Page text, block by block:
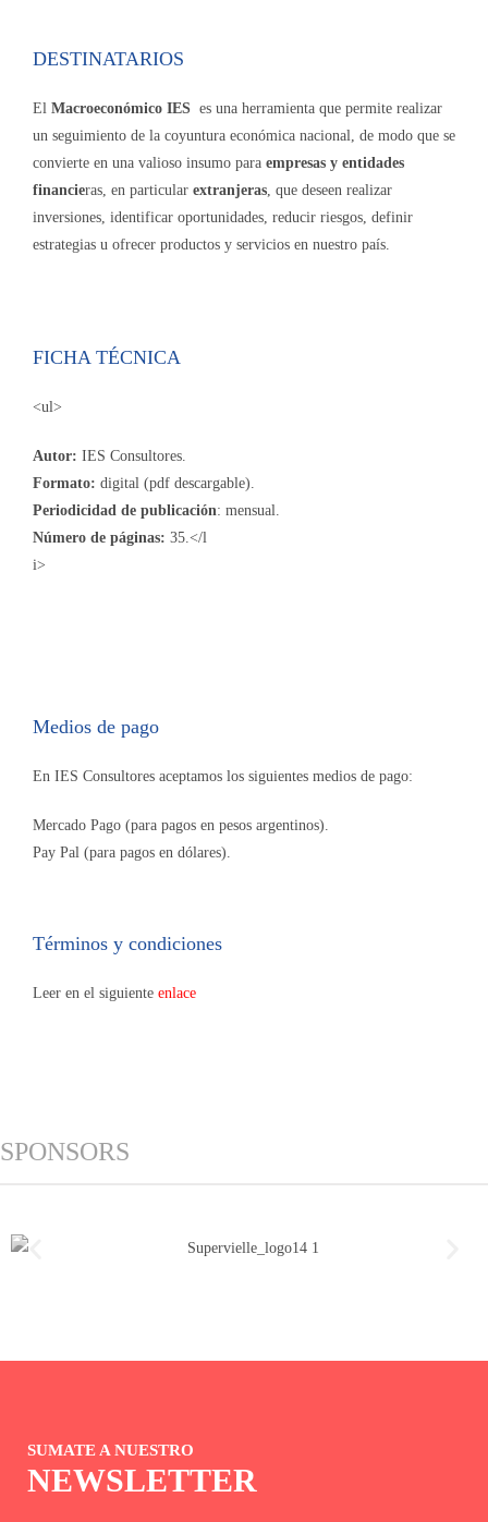
DESTINATARIOS
El Macroeconómico IES es una herramienta que permite realizar
un seguimiento de la coyuntura económica nacional, de modo que se
convierte en una valioso insumo para empresas y entidades
financieras, en particular extranjeras, que deseen realizar
inversiones, identificar oportunidades, reducir riesgos, definir
estrategias u ofrecer productos y servicios en nuestro país.
FICHA TÉCNICA
<ul>
Autor: IES Consultores.
Formato: digital (pdf descargable).
Periodicidad de publicación: mensual.
Número de páginas: 35.</l
i>
Medios de pago
En IES Consultores aceptamos los siguientes medios de pago:
Mercado Pago (para pagos en pesos argentinos).
Pay Pal (para pagos en dólares).
Términos y condiciones
Leer en el siguiente enlace
SPONSORS
SUMATE A NUESTRO
NEWSLETTER